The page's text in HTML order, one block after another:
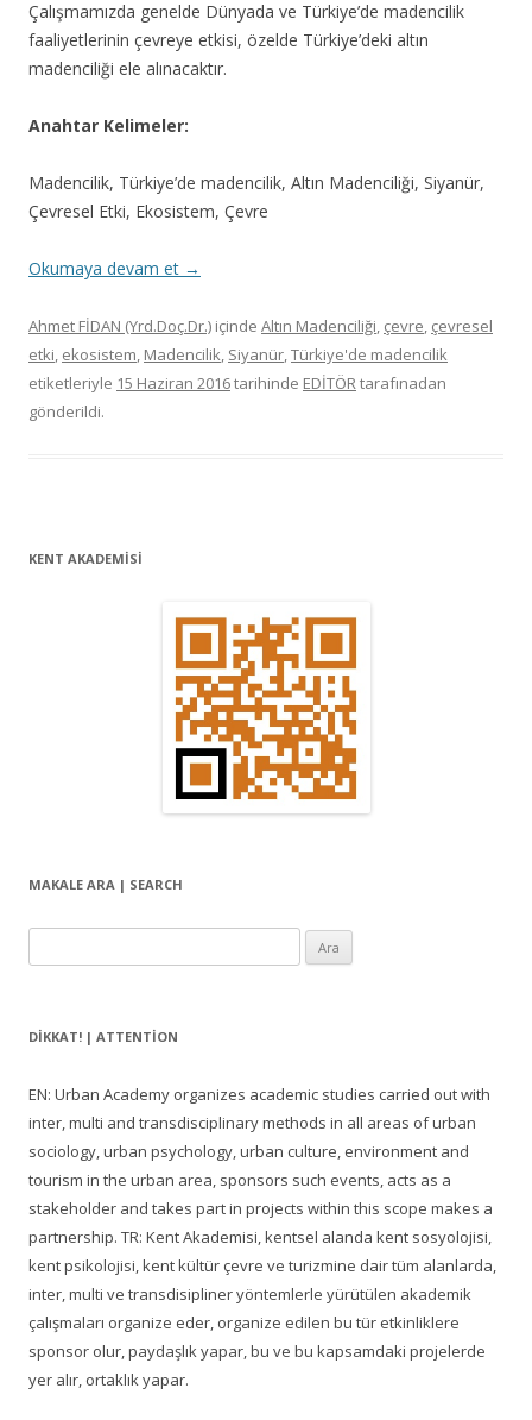
Çalışmamızda genelde Dünyada ve Türkiye’de madencilik
faaliyetlerinin çevreye etkisi, özelde Türkiye’deki altın
madenciliği ele alınacaktır.
Anahtar Kelimeler:
Madencilik, Türkiye’de madencilik, Altın Madenciliği, Siyanür,
Çevresel Etki, Ekosistem, Çevre
Okumaya devam et →
Ahmet FİDAN (Yrd.Doç.Dr.) içinde Altın Madenciliği, çevre, çevresel
etki, ekosistem, Madencilik, Siyanür,Türkiye'de madencilik
etiketleriyle 15 Haziran 2016tarihinde EDİTÖRtarafınadan
gönderildi.
KENT AKADEMİSİ
MAKALE ARA | SEARCH
DIKKAT! | ATTENTION
EN: Urban Academy organizes academic studies carried out with
inter, multi and transdisciplinary methods in all areas of urban
sociology, urban psychology, urban culture, environment and
tourism in the urban area, sponsors such events, acts as a
stakeholder and takes part in projects within this scope makes a
partnership. TR: Kent Akademisi, kentsel alanda kent sosyolojisi,
kent psikolojisi, kent kültür çevre ve turizmine dair tüm alanlarda,
inter, multi ve transdisipliner yöntemlerle yürütülen akademik
çalışmaları organize eder, organize edilen bu tür etkinliklere
sponsor olur, paydaşlık yapar, bu ve bu kapsamdaki projelerde
yer alır, ortaklık yapar.